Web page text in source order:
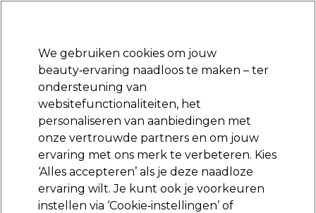
Aanmelden
Merken Deals Haar Elektra
Volgende dag geleverd*
Na verzending, maandag t/m vrijdag
Merken Eugène Perma
Eugène Perma
We gebruiken cookies om jouw
beauty‑ervaring naadloos te maken – ter
ondersteuning van
websitefunctionaliteiten, het
personaliseren van aanbiedingen met
onze vertrouwde partners en om jouw
ervaring met ons merk te verbeteren. Kies
‘Alles accepteren’ als je deze naadloze
ervaring wilt. Je kunt ook je voorkeuren
instellen via ‘Cookie‑instellingen’ of